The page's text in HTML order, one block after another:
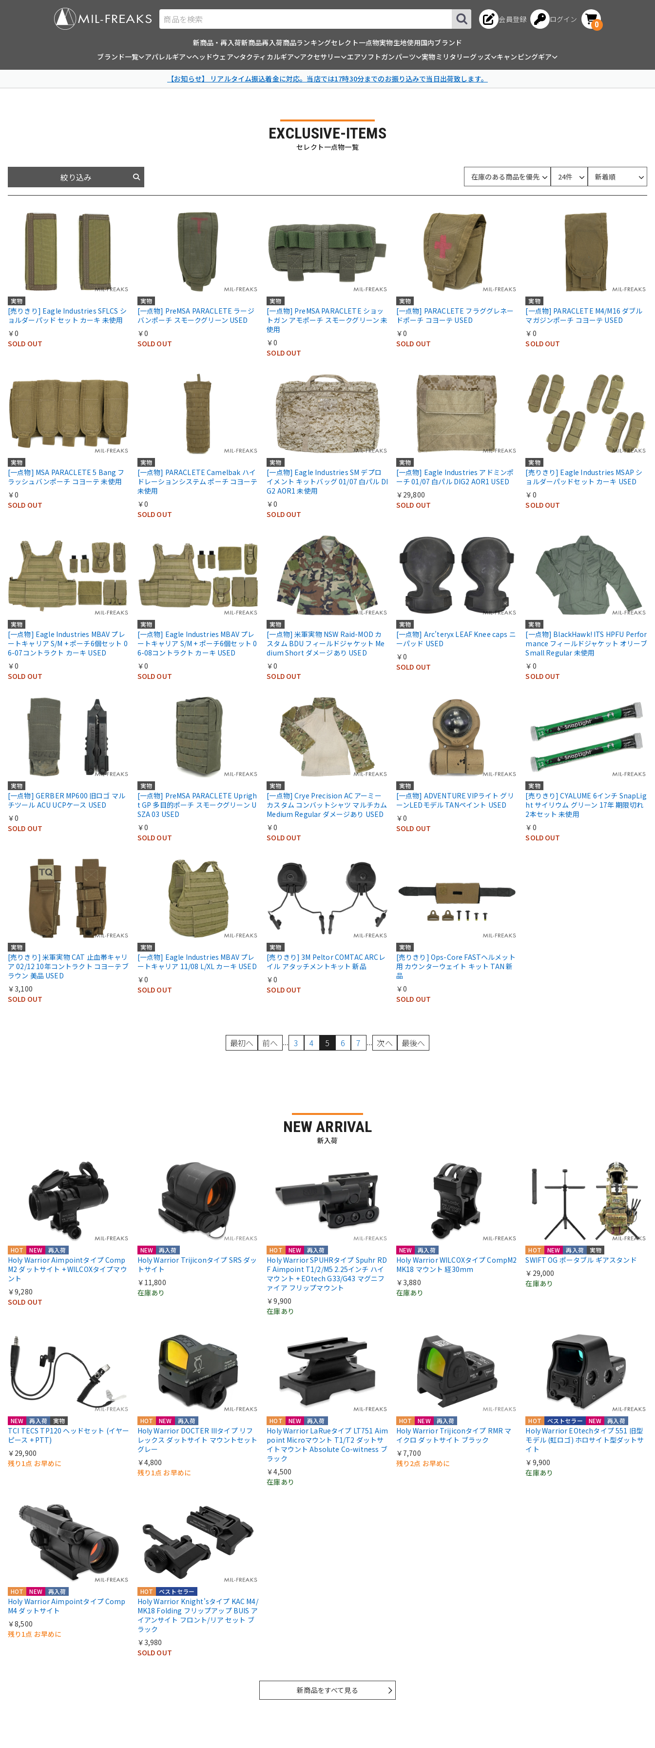
商品を検索 会員登録 ログイン
0
新商品・再入荷新商品再入荷商品ランキングセレクト一点物実物生地使用国内ブランド
ブランド一覧
アパレルギア ヘッドウェア タクティカルギア アクセサリー エアソフトガンパーツ 実物ミリタリーグッズ キャンピングギア
【お知らせ】 リアルタイム振込着金に対応。当店では17時30分までのお振り込みで当日出荷致します。
EXCLUSIVE-ITEMS
セレクト一点物一覧
絞り込み
実物
[売りきり] Eagle Industries SFLCS シ
ョルダーパッド セット カーキ 未使用
￥0
SOLD OUT
実物
[一点物] PreMSA PARACLETE ラージ
バンポーチ スモークグリーン USED
￥0
SOLD OUT
実物
[一点物] PreMSA PARACLETE ショッ
トガン アモポーチ スモークグリーン 未
使用
￥0
SOLD OUT
実物
[一点物] PARACLETE フラググレネー
ドポーチ コヨーテ USED
￥0
SOLD OUT
実物
[一点物] PARACLETE M4/M16 ダブル
マガジンポーチ コヨーテ USED
￥0
SOLD OUT
実物
[一点物] MSA PARACLETE 5 Bang フ
ラッシュバンポーチ コヨーテ 未使用
￥0
SOLD OUT
実物
[一点物] PARACLETE Camelbak ハイ
ドレーションシステム ポーチ コヨーテ
未使用
￥0
SOLD OUT
実物
[一点物] Eagle Industries SM デプロ
イメント キットバッグ 01/07 白パル DI
G2 AOR1 未使用
￥0
SOLD OUT
実物
[一点物] Eagle Industries アドミンポ
ーチ 01/07 白パル DIG2 AOR1 USED
￥29,800
SOLD OUT
実物
[売りきり] Eagle Industries MSAP シ
ョルダーパッドセット カーキ USED
￥0
SOLD OUT
実物
[一点物] Eagle Industries MBAV プレ
ートキャリア S/M + ポーチ6個セット 0
6-07コントラクト カーキ USED
￥0
SOLD OUT
実物
[一点物] Eagle Industries MBAV プレ
ートキャリア S/M + ポーチ6個セット 0
6-08コントラクト カーキ USED
￥0
SOLD OUT
実物
[一点物] 米軍実物 NSW Raid-MOD カ
スタム BDU フィールドジャケット Me
dium Short ダメージあり USED
￥0
SOLD OUT
実物
[一点物] Arc'teryx LEAF Knee caps ニ
ーパッド USED
￥0
SOLD OUT
実物
[一点物] BlackHawk! ITS HPFU Perfor
mance フィールドジャケット オリーブ
Small Regular 未使用
￥0
SOLD OUT
実物
[一点物] GERBER MP600 旧ロゴ マル
チツール ACU UCPケース USED
￥0
SOLD OUT
実物
[一点物] PreMSA PARACLETE Uprigh
t GP 多目的ポーチ スモークグリーン U
SZA 03 USED
￥0
SOLD OUT
実物
[一点物] Crye Precision AC アーミー
カスタム コンバットシャツ マルチカム
Medium Regular ダメージあり USED
￥0
SOLD OUT
実物
[一点物] ADVENTURE VIPライト グリ
ーンLEDモデル TANペイント USED
￥0
SOLD OUT
実物
[売りきり] CYALUME 6インチ SnapLig
ht サイリウム グリーン 17年 期限切れ
2本セット 未使用
￥0
SOLD OUT
実物
[売りきり] 米軍実物 CAT 止血帯キャリ
ア 02/12 10年コントラクト コヨーテブ
ラウン 美品 USED
￥3,100
SOLD OUT
実物
[一点物] Eagle Industries MBAV プレ
ートキャリア 11/08 L/XL カーキ USED
￥0
SOLD OUT
実物
[売りきり] 3M Peltor COMTAC ARCレ
イル アタッチメントキット 新品
￥0
SOLD OUT
実物
[売りきり] Ops-Core FASTヘルメット
用 カウンターウェイト キット TAN 新
品
￥0
SOLD OUT
最初へ 前へ ... 3 4 5 6 7 ... 次へ 最後へ
NEW ARRIVAL
新入荷
HOT NEW 再入荷
Holy Warrior Aimpointタイプ Comp
M2 ダットサイト + WILCOXタイプマウ
ント
￥9,280
SOLD OUT
NEW 再入荷
Holy Warrior Trijiconタイプ SRS ダッ
トサイト
￥11,800
在庫あり
HOT NEW 再入荷
Holy Warrior SPUHRタイプ Spuhr RD
F Aimpoint T1/2/M5 2.25インチ ハイ
マウント + EOtech G33/G43 マグニフ
ァイア フリップマウント
￥9,900
在庫あり
NEW 再入荷
Holy Warrior WILCOXタイプ CompM2
MK18 マウント 経30mm
￥3,880
在庫あり
HOT NEW 再入荷 実物
SWIFT OG ポータブル ギアスタンド
￥29,000
在庫あり
NEW 再入荷 実物
TCI TECS TP120 ヘッドセット (イヤー
ピース + PTT)
￥29,900
残り1点 お早めに
HOT NEW 再入荷
Holy Warrior DOCTER IIIタイプ リフ
レックス ダットサイト マウントセット
グレー
￥4,800
残り1点 お早めに
HOT NEW 再入荷
Holy Warrior LaRueタイプ LT751 Aim
point Microマウント T1/T2 ダットサ
イトマウント Absolute Co-witness ブ
ラック
￥4,500
在庫あり
HOT NEW 再入荷
Holy Warrior Trijiconタイプ RMR マ
イクロ ダットサイト ブラック
￥7,700
残り2点 お早めに
HOT NEW 再入荷
ベストセラー
Holy Warrior EOtechタイプ 551 旧型
モデル (虹ロゴ) ホロサイト型ダットサ
イト
￥9,900
在庫あり
HOT NEW 再入荷
Holy Warrior Aimpointタイプ Comp
M4 ダットサイト
￥8,500
残り1点 お早めに
HOT ベストセラー
Holy Warrior Knight'sタイプ KAC M4/
MK18 Folding フリップアップ BUIS ア
イアンサイト フロント/リア セット ブ
ラック
￥3,980
SOLD OUT
新商品をすべて見る